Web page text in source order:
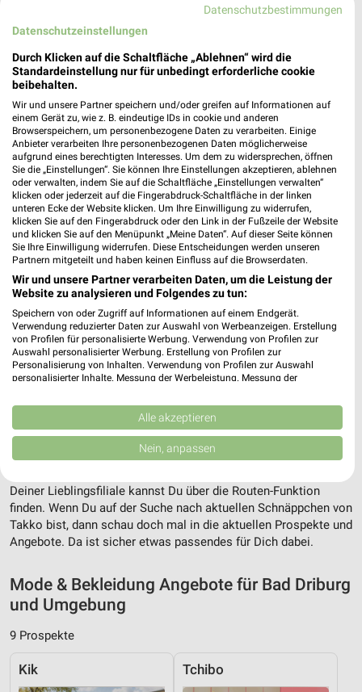
33175 Bad Lippspringe
Heute 09:00 - 18:00 Uhr | Schließt in 54 Min.
Adresse, Öffnungszeiten und Entfernung für
die Takko Fashion Filiale in Bad Driburg
Adresse, Öffnungszeiten und Entfernung alles rund um die
Deiner Lieblingsfiliale kannst Du über die Routen-Funktion
finden. Wenn Du auf der Suche nach aktuellen Schnäppchen von
Takko bist, dann schau doch mal in die aktuellen Prospekte und
Angebote. Da ist sicher etwas passendes für Dich dabei.
Mode & Bekleidung Angebote für Bad Driburg
und Umgebung
9 Prospekte
Kik Tchibo
Datenschutzbestimmungen
Datenschutzeinstellungen
Durch Klicken auf die Schaltfläche „Ablehnen“ wird die
Standardeinstellung nur für unbedingt erforderliche cookie
beibehalten.
Wir und unsere Partner speichern und/oder greifen auf Informationen auf
einem Gerät zu, wie z. B. eindeutige IDs in cookie und anderen
Browserspeichern, um personenbezogene Daten zu verarbeiten. Einige
Anbieter verarbeiten Ihre personenbezogenen Daten möglicherweise
aufgrund eines berechtigten Interesses. Um dem zu widersprechen, öffnen
Sie die „Einstellungen“. Sie können Ihre Einstellungen akzeptieren, ablehnen
oder verwalten, indem Sie auf die Schaltfläche „Einstellungen verwalten“
klicken oder jederzeit auf die Fingerabdruck-Schaltfläche in der linken
unteren Ecke der Website klicken. Um Ihre Einwilligung zu widerrufen,
klicken Sie auf den Fingerabdruck oder den Link in der Fußzeile der Website
und klicken Sie auf den Menüpunkt „Meine Daten“. Auf dieser Seite können
Sie Ihre Einwilligung widerrufen. Diese Entscheidungen werden unseren
Partnern mitgeteilt und haben keinen Einfluss auf die Browserdaten.
Wir und unsere Partner verarbeiten Daten, um die Leistung der
Website zu analysieren und Folgendes zu tun:
Speichern von oder Zugriff auf Informationen auf einem Endgerät.
Verwendung reduzierter Daten zur Auswahl von Werbeanzeigen. Erstellung
von Profilen für personalisierte Werbung. Verwendung von Profilen zur
Auswahl personalisierter Werbung. Erstellung von Profilen zur
Personalisierung von Inhalten. Verwendung von Profilen zur Auswahl
personalisierter Inhalte. Messung der Werbeleistung. Messung der
Kombinationen von Daten aus verschiedenen Quellen. Entwicklung und
Verbesserung der Angebote. Verwendung reduzierter Daten zur Auswahl
von Inhalten.
Daten können außerhalb der Europäischen Union weitergegeben und in die
Website/App.
Partnerliste anzeigen (1 IAB-Anbieter)
Wir nutzen Ihre Daten für folgende Zwecke:
IAB-Verarbeitungszwecke:
auf einem Endgerät
Verwendung reduzierter Daten zur Auswahl von
Werbeanzeigen
Erstellung von Profilen für personalisierte
Alle akzeptieren
Nein, anpassen